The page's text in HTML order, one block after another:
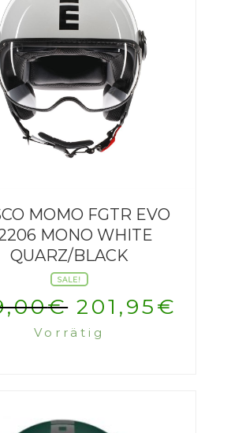
MOMO FGTR EVO
MONO WHITE
QUARZ/BLACK
SALE!
€
Preis
201,95€
Vorrätig